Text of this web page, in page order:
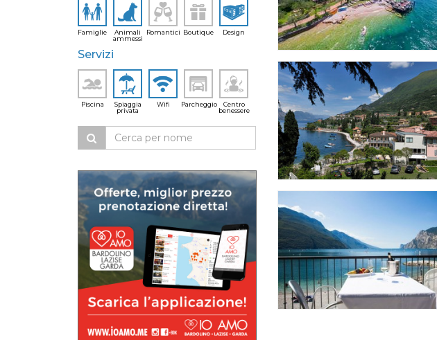
Famiglie
Animali
ammessi
Romantici Boutique Design
Servizi
Piscina
Spiaggia
privata
Wifi Parcheggio
Centro
benessere